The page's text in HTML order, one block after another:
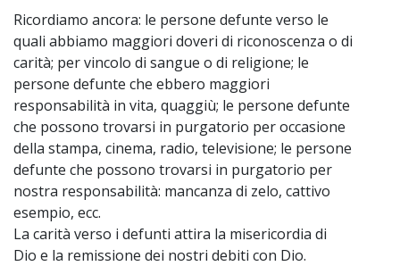
Ricordiamo ancora: le persone defunte verso le
quali abbiamo maggiori doveri di riconoscenza o di
carità; per vincolo di sangue o di religione; le
persone defunte che ebbero maggiori
responsabilità in vita, quaggiù; le persone defunte
che possono trovarsi in purgatorio per occasione
della stampa, cinema, radio, televisione; le persone
defunte che possono trovarsi in purgatorio per
nostra responsabilità: mancanza di zelo, cattivo
esempio, ecc.
La carità verso i defunti attira la misericordia di
Dio e la remissione dei nostri debiti con Dio.